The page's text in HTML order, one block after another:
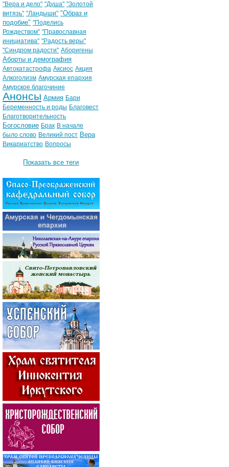
"Вера и дело" "Душа" "Золотой
витязь" "Ландыши" "Образ и
подобие" "Поделись
Рождеством" "Православная
инициатива" "Радость веры"
"Синдром радости" Аборигены
Аборты и демография
Автокатастрофа Аксиос Акция
Алкоголизм Амурская епархия
Амурское благочиние
Анонсы Армия Бари
Беременность и роды Благовест
Благотворительность
Богословие Брак В начале
было слово Великий пост Вера
Викариатство Вопросы
Показать все теги